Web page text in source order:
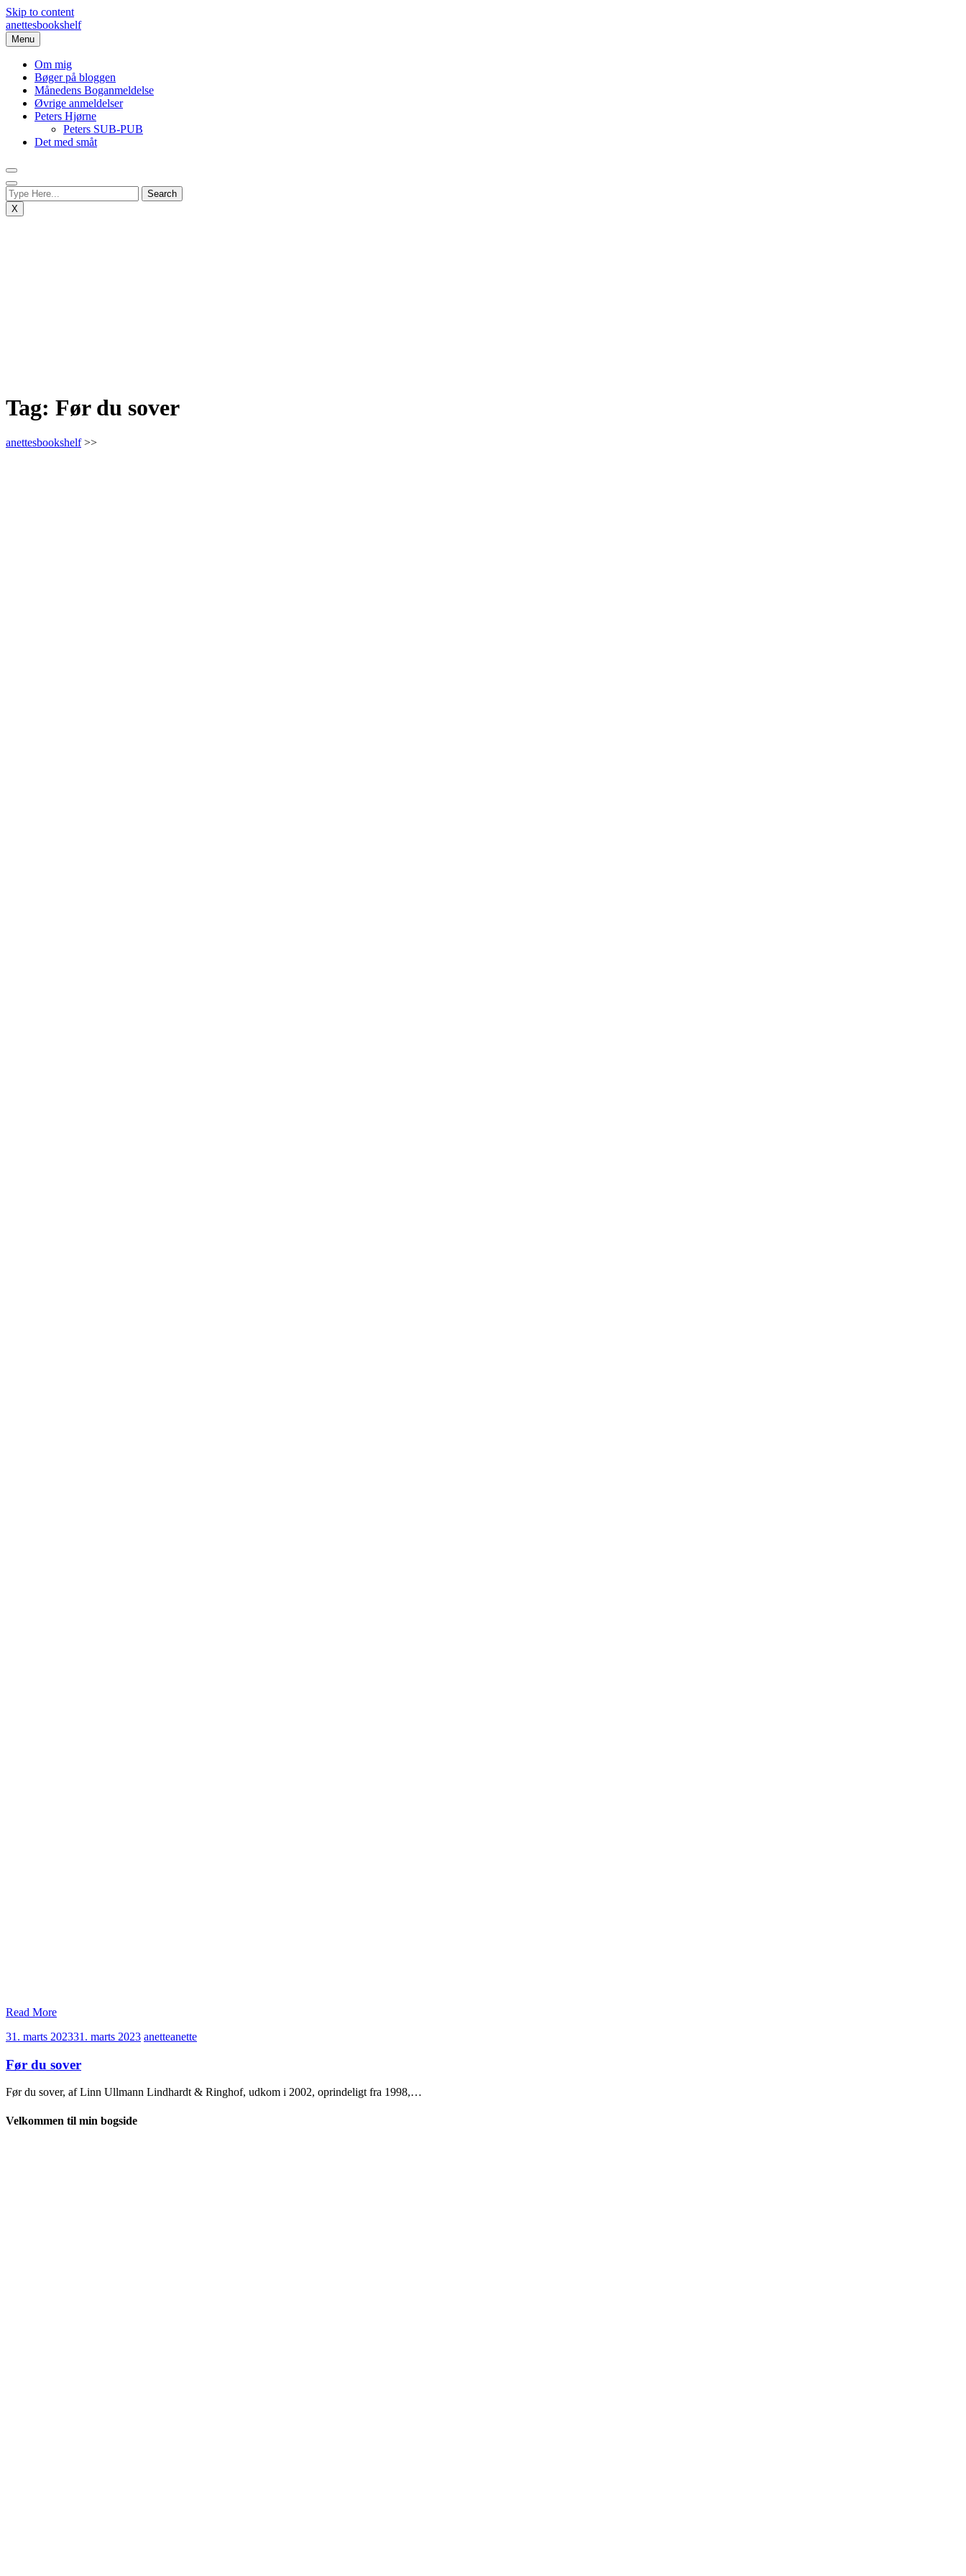
Skip to content
anettesbookshelf
Menu
Om mig
Bøger på bloggen
Månedens Boganmeldelse
Øvrige anmeldelser
Peters Hjørne
Peters SUB-PUB
Det med småt
X
Tag: Før du sover
anettesbookshelf>>
Read More
31. marts 202331. marts 2023 anetteanette
Før du sover
Før du sover, af Linn Ullmann Lindhardt & Ringhof, udkom i 2002, oprindeligt fra 1998,…
Velkommen til min bogside